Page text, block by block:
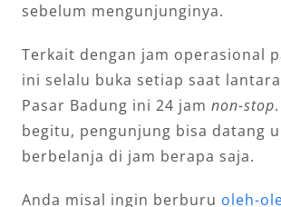
sebelum mengunjunginya.
Terkait dengan jam operasional
ini selalu buka setiap saat
Pasar Badung ini 24 jam non-stop
begitu, pengunjung bisa datang
berbelanja di jam berapa saja.
Anda misal ingin berburu oleh-